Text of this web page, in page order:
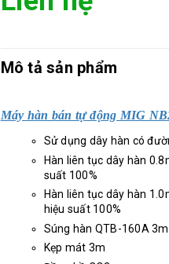
Mô tả sản phẩm
Máy hàn bán tự động MIG
Sử dụng dây hàn có
Hàn liên tục dây hàn
suất 100%
Hàn liên tục dây hàn
hiệu suất 100%
Súng hàn QTB-160A 3m.
Kẹp mát 3m